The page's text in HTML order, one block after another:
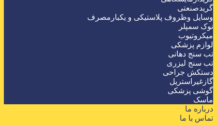
گریدصنعتی
وسایل وظروف پلاستیکی و یکبارمصرف
نوک سمپلر
میکروتیوب
لوازم پزشکی
تب سنج دهانی
تب سنج لیزری
دستکش جراحی
گازغیراستریل
گوشی پزشکی
ماسک
درباره ما
تماس با ما